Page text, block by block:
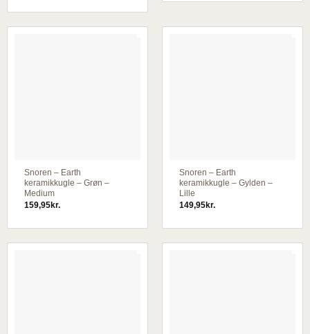
Snoren – Earth
keramikkugle – Grøn –
Medium
159,95kr.
Snoren – Earth
keramikkugle – Gylden –
Lille
149,95kr.